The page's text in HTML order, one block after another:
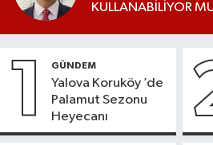
KULLANABİLİYOR
1 GÜNDEM
Yalova Koruköy ’de
Palamut Sezonu
Heyecanı